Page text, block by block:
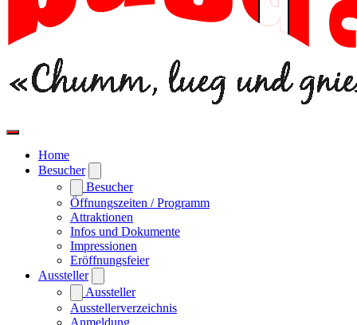
Home
Besucher
Besucher
Öffnungszeiten / Programm
Attraktionen
Infos und Dokumente
Impressionen
Eröffnungsfeier
Aussteller
Aussteller
Ausstellerverzeichnis
Anmeldung